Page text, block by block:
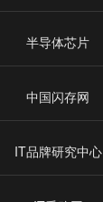
半导体芯片
中国闪存网
IT品牌研究中心